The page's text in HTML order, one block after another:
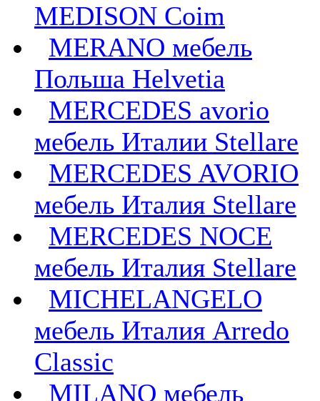
MEDISON Coim
MERANO мебель
Польша Helvetia
MERCEDES avorio
мебель Италии Stellare
MERCEDES AVORIO
мебель Италия Stellare
MERCEDES NOCE
мебель Италия Stellare
MICHELANGELO
мебель Италия Arredo
Classic
MILANO мебель